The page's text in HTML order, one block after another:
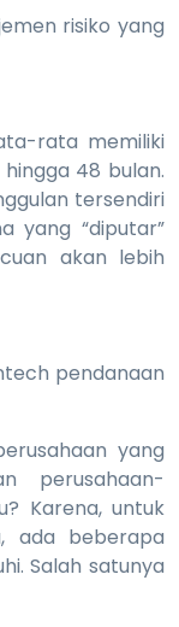
risiko yang
rata memiliki
48 bulan.
tersendiri
yang “diputar”
akan lebih
pendanaan
yang
perusahaan-
Karena, untuk
ada beberapa
Salah satunya